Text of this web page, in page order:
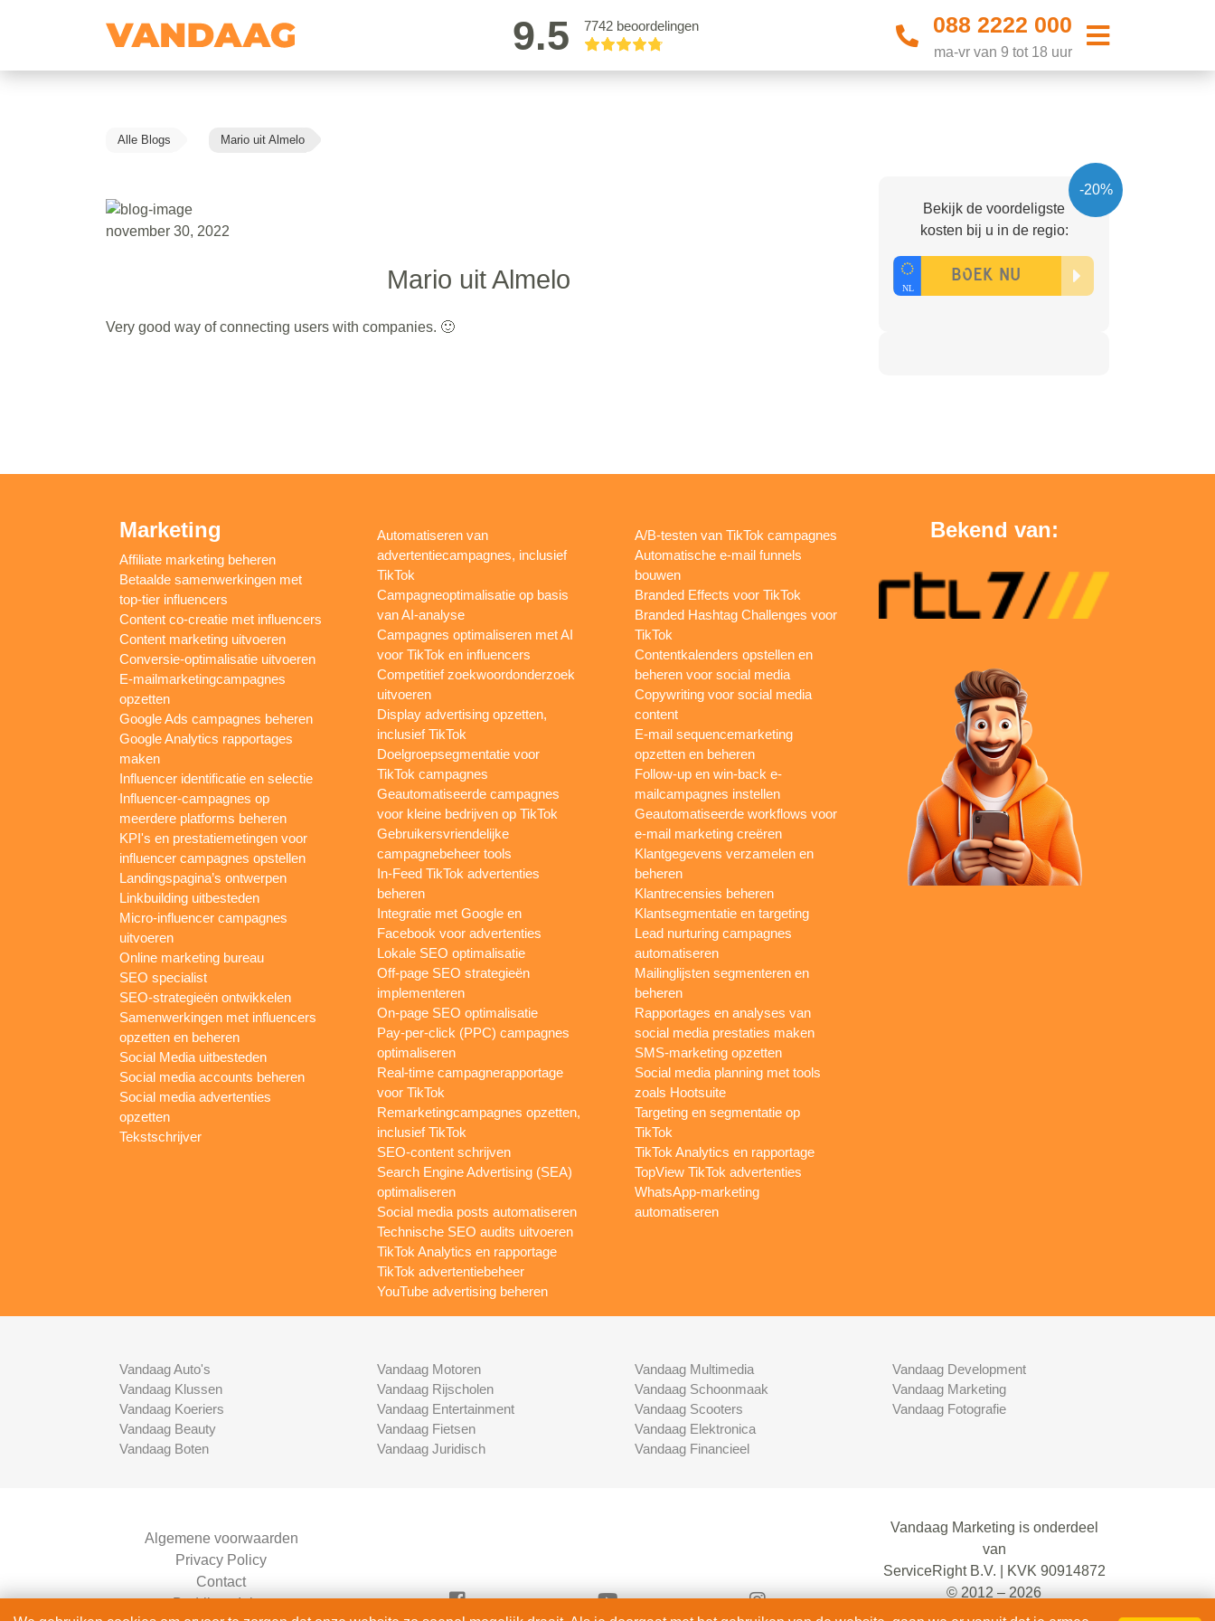
9.5 7742 beoordelingen 088 2222 000
ma-vr van 9 tot 18 uur
Alle Blogs Mario uit Almelo
november 30, 2022
Mario uit Almelo
Very good way of connecting users with companies. 🙂
-20%
Bekijk de voordeligste
kosten bij u in de regio:
Marketing
Affiliate marketing beheren
Betaalde samenwerkingen met
top-tier influencers
Content co-creatie met influencers
Content marketing uitvoeren
Conversie-optimalisatie uitvoeren
E-mailmarketingcampagnes
opzetten
Google Ads campagnes beheren
Google Analytics rapportages
maken
Influencer identificatie en selectie
Influencer-campagnes op
meerdere platforms beheren
KPI's en prestatiemetingen voor
influencer campagnes opstellen
Landingspagina’s ontwerpen
Linkbuilding uitbesteden
Micro-influencer campagnes
uitvoeren
Online marketing bureau
SEO specialist
SEO-strategieën ontwikkelen
Samenwerkingen met influencers
opzetten en beheren
Social Media uitbesteden
Social media accounts beheren
Social media advertenties
opzetten
Tekstschrijver
Automatiseren van
advertentiecampagnes, inclusief
TikTok
Campagneoptimalisatie op basis
van AI-analyse
Campagnes optimaliseren met AI
voor TikTok en influencers
Competitief zoekwoordonderzoek
uitvoeren
Display advertising opzetten,
inclusief TikTok
Doelgroepsegmentatie voor
TikTok campagnes
Geautomatiseerde campagnes
voor kleine bedrijven op TikTok
Gebruikersvriendelijke
campagnebeheer tools
In-Feed TikTok advertenties
beheren
Integratie met Google en
Facebook voor advertenties
Lokale SEO optimalisatie
Off-page SEO strategieën
implementeren
On-page SEO optimalisatie
Pay-per-click (PPC) campagnes
optimaliseren
Real-time campagnerapportage
voor TikTok
Remarketingcampagnes opzetten,
inclusief TikTok
SEO-content schrijven
Search Engine Advertising (SEA)
optimaliseren
Social media posts automatiseren
Technische SEO audits uitvoeren
TikTok Analytics en rapportage
TikTok advertentiebeheer
YouTube advertising beheren
A/B-testen van TikTok campagnes
Automatische e-mail funnels
bouwen
Branded Effects voor TikTok
Branded Hashtag Challenges voor
TikTok
Contentkalenders opstellen en
beheren voor social media
Copywriting voor social media
content
E-mail sequencemarketing
opzetten en beheren
Follow-up en win-back e-
mailcampagnes instellen
Geautomatiseerde workflows voor
e-mail marketing creëren
Klantgegevens verzamelen en
beheren
Klantrecensies beheren
Klantsegmentatie en targeting
Lead nurturing campagnes
automatiseren
Mailinglijsten segmenteren en
beheren
Rapportages en analyses van
social media prestaties maken
SMS-marketing opzetten
Social media planning met tools
zoals Hootsuite
Targeting en segmentatie op
TikTok
TikTok Analytics en rapportage
TopView TikTok advertenties
WhatsApp-marketing
automatiseren
Bekend van:
Vandaag Auto's
Vandaag Klussen
Vandaag Koeriers
Vandaag Beauty
Vandaag Boten
Vandaag Motoren
Vandaag Rijscholen
Vandaag Entertainment
Vandaag Fietsen
Vandaag Juridisch
Vandaag Multimedia
Vandaag Schoonmaak
Vandaag Scooters
Vandaag Elektronica
Vandaag Financieel
Vandaag Development
Vandaag Marketing
Vandaag Fotografie
Algemene voorwaarden
Privacy Policy
Contact
Bedrijven Inlog
Vandaag Marketing is onderdeel
van
ServiceRight B.V. | KVK 90914872
© 2012 – 2026
alle rechten voorbehouden.